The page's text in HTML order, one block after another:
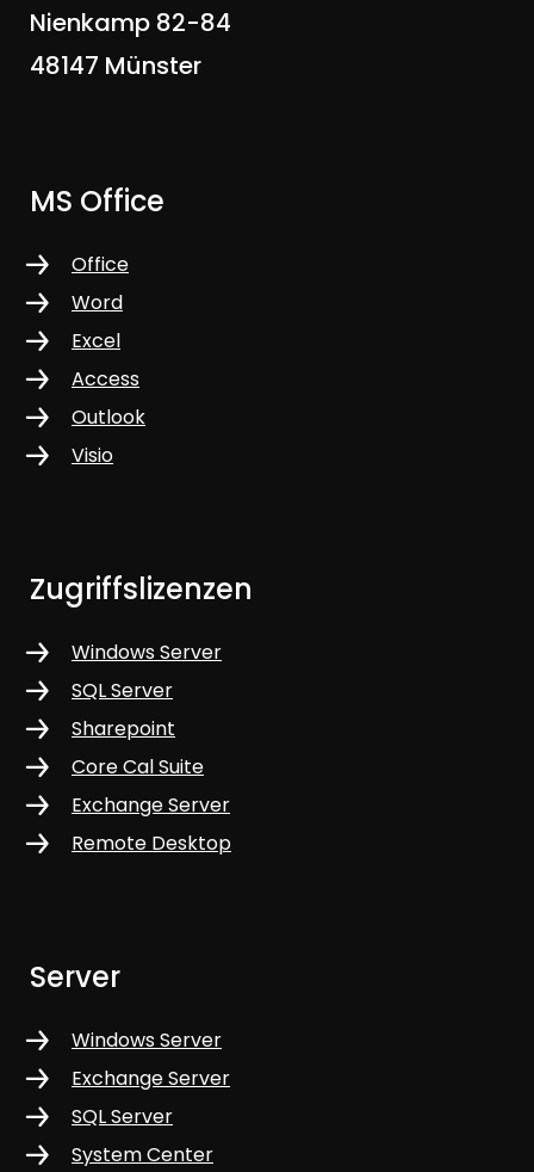
Nienkamp 82-84
48147 Münster
MS Office
Office
Word
Excel
Access
Outlook
Visio
Zugriffslizenzen
Windows Server
SQL Server
Sharepoint
Core Cal Suite
Exchange Server
Remote Desktop
Server
Windows Server
Exchange Server
SQL Server
System Center